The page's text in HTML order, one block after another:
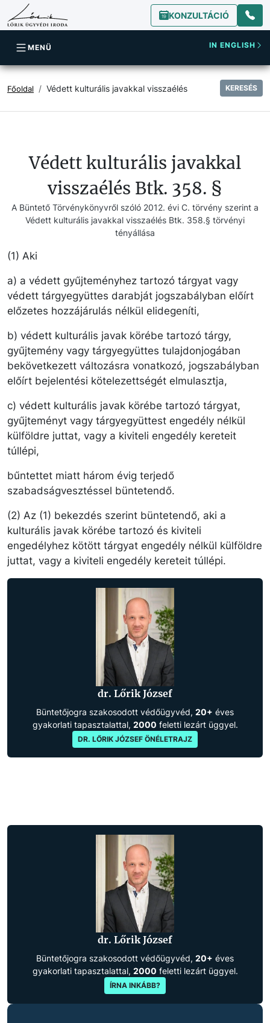
KONZULTÁCIÓ
MENÜ IN ENGLISH
Főoldal Védett kulturális javakkal visszaélés KERESÉS
Védett kulturális javakkal
visszaélés Btk. 358. §
A Büntető Törvénykönyvről szóló 2012. évi C. törvény szerint a
Védett kulturális javakkal visszaélés Btk. 358.§ törvényi
tényállása
(1) Aki
a) a védett gyűjteményhez tartozó tárgyat vagy
védett tárgyegyüttes darabját jogszabályban előírt
előzetes hozzájárulás nélkül elidegeníti,
b) védett kulturális javak körébe tartozó tárgy,
gyűjtemény vagy tárgyegyüttes tulajdonjogában
bekövetkezett változásra vonatkozó, jogszabályban
előírt bejelentési kötelezettségét elmulasztja,
c) védett kulturális javak körébe tartozó tárgyat,
gyűjteményt vagy tárgyegyüttest engedély nélkül
külföldre juttat, vagy a kiviteli engedély kereteit
túllépi,
bűntettet miatt három évig terjedő
szabadságvesztéssel büntetendő.
(2) Az (1) bekezdés szerint büntetendő, aki a
kulturális javak körébe tartozó és kiviteli
engedélyhez kötött tárgyat engedély nélkül külföldre
juttat, vagy a kiviteli engedély kereteit túllépi.
dr. Lőrik József
Büntetőjogra szakosodott védőügyvéd, 20+ éves
gyakorlati tapasztalattal, 2000 feletti lezárt üggyel.
DR. LŐRIK JÓZSEF ÖNÉLETRAJZ
dr. Lőrik József
Büntetőjogra szakosodott védőügyvéd, 20+ éves
gyakorlati tapasztalattal, 2000 feletti lezárt üggyel.
ÍRNA INKÁBB?